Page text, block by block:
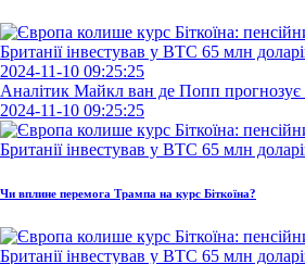
2024-11-10 09:25:25
Аналітик Майкл ван де Попп прогнозує
2024-11-10 09:25:25
Чи вплине перемога Трампа на курс Біткоїна?